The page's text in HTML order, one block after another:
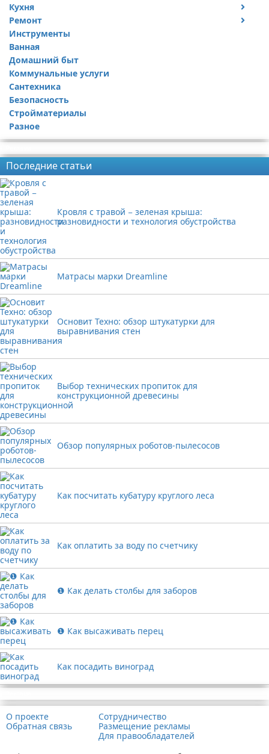
Дизайн дачи
Дизайн квартиры
Кухня
Посуда
Ремонт
Ремонт дачи
Ремонт квартиры
Инструменты
Ванная
Домашний быт
Коммунальные услуги
Сантехника
Безопасность
Стройматериалы
Разное
Последние статьи
Кровля с травой − зеленая крыша:
разновидности и технология обустройства
Матрасы марки Dreamline
Основит Техно: обзор штукатурки для
выравнивания стен
Выбор технических пропиток для
конструкционной древесины
Обзор популярных роботов-пылесосов
Как посчитать кубатуру круглого леса
Как оплатить за воду по счетчику
❶ Как делать столбы для заборов
❶ Как высаживать перец
Как посадить виноград
О проекте
Обратная связь
Сотрудничество
Размещение рекламы
Для правообладателей